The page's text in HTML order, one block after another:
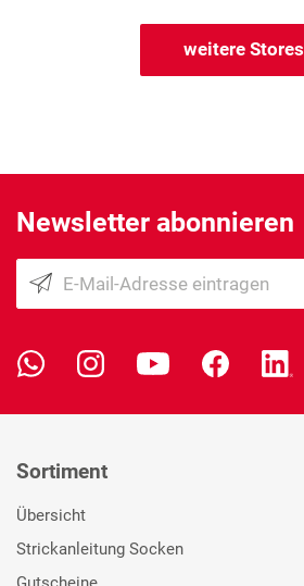
weitere Stores
Newsletter abonnieren
Sortiment
Übersicht
Strickanleitung Socken